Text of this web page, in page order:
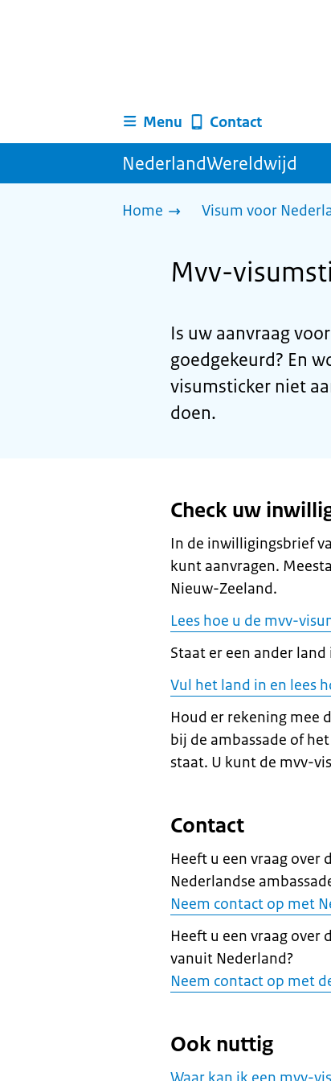
Menu Contact
NederlandWereldwijd
Home Visum voor
Mvv-
Is uw aanvraag
goedgekeurd? En
visumsticker niet
doen.
Check uw
In de inwilligingsbrief
kunt aanvragen.
Nieuw-Zeeland.
Lees hoe u de mvv-
Staat er een ander
Vul het land in en lees
Houd er rekening mee
bij de ambassade of
staat. U kunt de mvv-
Contact
Heeft u een vraag over
Nederlandse
Neem contact op met
Heeft u een vraag over
vanuit Nederland?
Neem contact op met
Ook nuttig